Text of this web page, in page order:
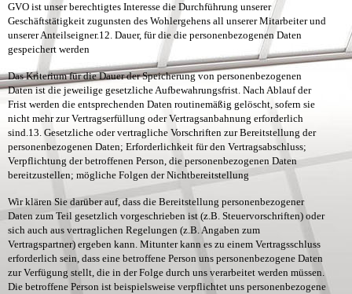
GVO ist unser berechtigtes Interesse die Durchführung unserer
Geschäftstätigkeit zugunsten des Wohlergehens all unserer Mitarbeiter und
unserer Anteilseigner.12. Dauer, für die die personenbezogenen Daten
gespeichert werden
Das Kriterium für die Dauer der Speicherung von personenbezogenen
Daten ist die jeweilige gesetzliche Aufbewahrungsfrist. Nach Ablauf der
Frist werden die entsprechenden Daten routinemäßig gelöscht, sofern sie
nicht mehr zur Vertragserfüllung oder Vertragsanbahnung erforderlich
sind.13. Gesetzliche oder vertragliche Vorschriften zur Bereitstellung der
personenbezogenen Daten; Erforderlichkeit für den Vertragsabschluss;
Verpflichtung der betroffenen Person, die personenbezogenen Daten
bereitzustellen; mögliche Folgen der Nichtbereitstellung
Wir klären Sie darüber auf, dass die Bereitstellung personenbezogener
Daten zum Teil gesetzlich vorgeschrieben ist (z.B. Steuervorschriften) oder
sich auch aus vertraglichen Regelungen (z.B. Angaben zum
Vertragspartner) ergeben kann. Mitunter kann es zu einem Vertragsschluss
erforderlich sein, dass eine betroffene Person uns personenbezogene Daten
zur Verfügung stellt, die in der Folge durch uns verarbeitet werden müssen.
Die betroffene Person ist beispielsweise verpflichtet uns personenbezogene